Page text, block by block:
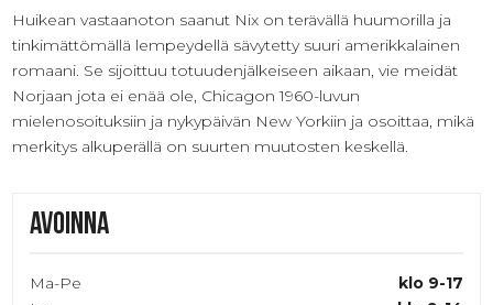
Avoinna
Ma-Pe
klo 9-17
Huikean vastaanoton saanut Nix on terävällä huumorilla ja
tinkimättömällä lempeydellä sävytetty suuri amerikkalainen
romaani. Se sijoittuu totuudenjälkeiseen aikaan, vie meidät
Norjaan jota ei enää ole, Chicagon 1960-luvun
mielenosoituksiin ja nykypäivän New Yorkiin ja osoittaa, mikä
merkitys alkuperällä on suurten muutosten keskellä.